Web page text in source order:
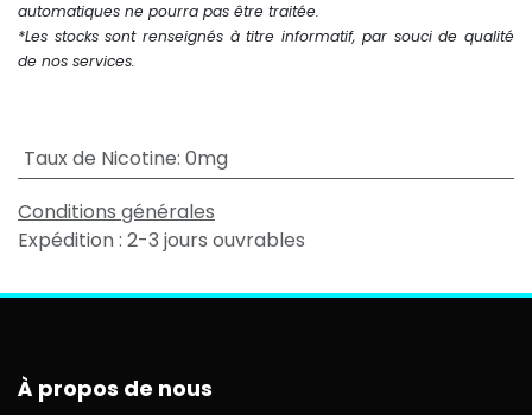
automatiques ne pourra pas être traitée.
*Les stocks sont renseignés à titre informatif, par souci de qualité
de nos services.
Taux de Nicotine: 0mg
Conditions générales
Expédition : 2-3 jours ouvrables
À propos de nous